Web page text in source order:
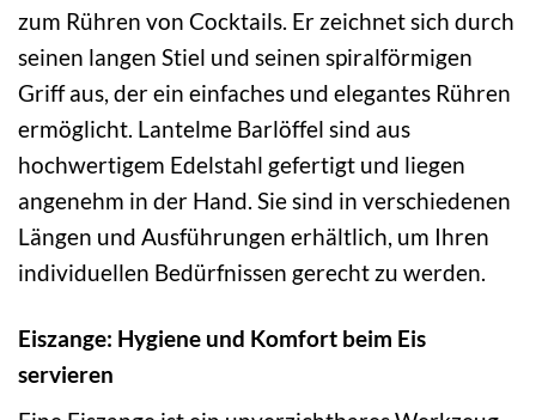
zum Rühren von Cocktails. Er zeichnet sich durch
seinen langen Stiel und seinen spiralförmigen
Griff aus, der ein einfaches und elegantes Rühren
ermöglicht. Lantelme Barlöffel sind aus
hochwertigem Edelstahl gefertigt und liegen
angenehm in der Hand. Sie sind in verschiedenen
Längen und Ausführungen erhältlich, um Ihren
individuellen Bedürfnissen gerecht zu werden.
Eiszange: Hygiene und Komfort beim Eis
servieren